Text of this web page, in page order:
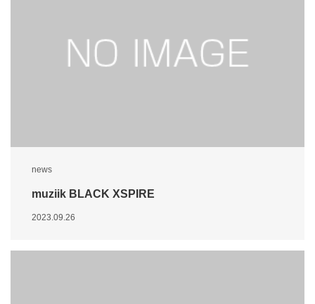
news
muziik BLACK XSPIRE
2023.09.26